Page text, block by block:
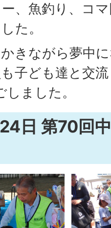
、魚釣り、コ
た。
きながら夢中
子ども達と交
ました。
日 第70回